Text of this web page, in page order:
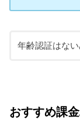
年齢認証はな
おすすめ課